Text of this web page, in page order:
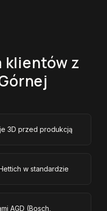
klientów z
3D przed produkcją
w standardzie
AGD (Bosch,